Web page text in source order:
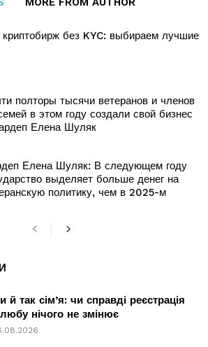
криптобирж без KYC: выбираем лучшие
полторы тысячи ветеранов и членов
в этом году создали свой бизнес
Елена Шуляк
Елена Шуляк: В следующем году
выделяет больше денег на
политику, чем в 2025-м
й так сім’я: чи справді реєстрація
нічого не змінює